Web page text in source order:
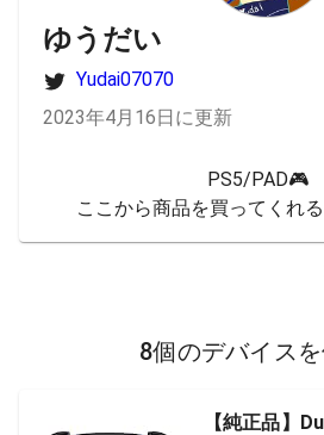
ゆうだい
Yudai07070
2023年4月16日に更新
PS5/PAD🎮
ここから商品を買ってくれ
8個のデバイス
【純正品】